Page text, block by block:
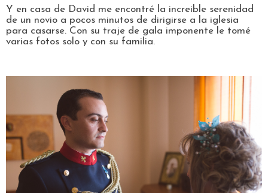
Y en casa de David me encontré la increible serenidad
de un novio a pocos minutos de dirigirse a la iglesia
para casarse. Con su traje de gala imponente le tomé
varias fotos solo y con su familia.